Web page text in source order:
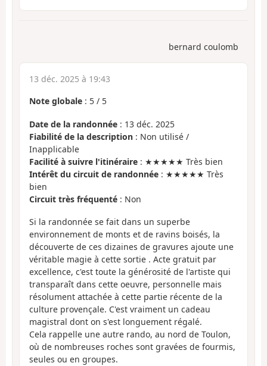
bernard coulomb
13 déc. 2025 à 19:43
Note globale : 5 / 5
Date de la randonnée : 13 déc. 2025
Fiabilité de la description : Non utilisé /
Inapplicable
Facilité à suivre l'itinéraire : ★★★★★ Très bien
Intérêt du circuit de randonnée : ★★★★★ Très
bien
Circuit très fréquenté : Non
Si la randonnée se fait dans un superbe
environnement de monts et de ravins boisés, la
découverte de ces dizaines de gravures ajoute une
véritable magie à cette sortie . Acte gratuit par
excellence, c'est toute la générosité de l'artiste qui
transparaît dans cette oeuvre, personnelle mais
résolument attachée à cette partie récente de la
culture provençale. C'est vraiment un cadeau
magistral dont on s'est longuement régalé.
Cela rappelle une autre rando, au nord de Toulon,
où de nombreuses roches sont gravées de fourmis,
seules ou en groupes.